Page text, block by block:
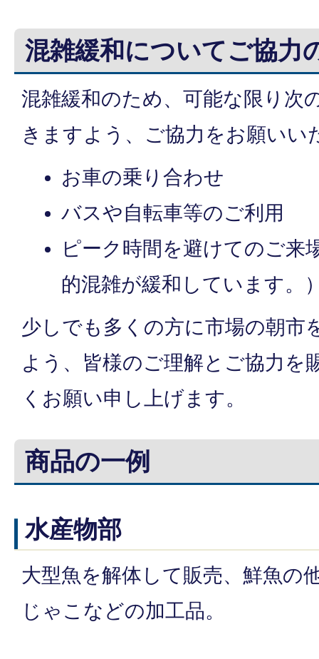
混雑緩和についてご協力
混雑緩和のため、可能な限り次
きますよう、ご協力をお願いい
お車の乗り合わせ
バスや自転車等のご利用
ピーク時間を避けてのご来
的混雑が緩和しています。
少しでも多くの方に市場の朝市
よう、皆様のご理解とご協力を
くお願い申し上げます。
商品の一例
水産物部
大型魚を解体して販売、鮮魚の
じゃこなどの加工品。